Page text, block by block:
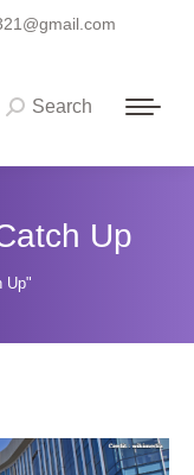
Search:
Search
Up
Up"